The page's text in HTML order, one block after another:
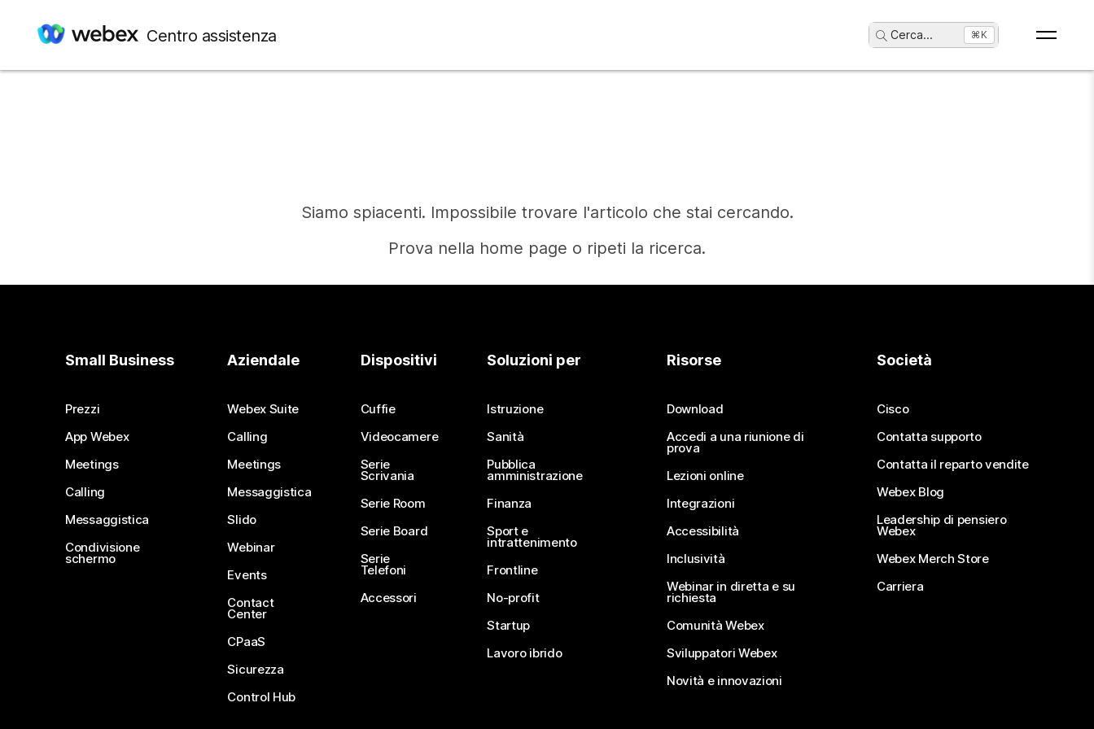
Centro assistenza Cerca... ⌘K
Siamo spiacenti. Impossibile trovare l'articolo che stai cercando.
Prova nella home page o ripeti la ricerca.
Occorre una risposta?
Invia una domanda
Small Business
Prezzi
App Webex
Meetings
Calling
Messaggistica
Condivisione
schermo
Aziendale
Webex Suite
Calling
Meetings
Messaggistica
Slido
Webinar
Events
Contact
Center
CPaaS
Sicurezza
Control Hub
Dispositivi
Cuffie
Videocamere
Serie
Scrivania
Serie Room
Serie Board
Serie
Telefoni
Accessori
Soluzioni per
Istruzione
Sanità
Pubblica
amministrazione
Finanza
Sport e
intrattenimento
Frontline
No-profit
Startup
Lavoro ibrido
Risorse
Download
Accedi a una riunione di
prova
Lezioni online
Integrazioni
Accessibilità
Inclusività
Webinar in diretta e su
richiesta
Comunità Webex
Sviluppatori Webex
Novità e innovazioni
Società
Cisco
Contatta supporto
Contatta il reparto vendite
Webex Blog
Leadership di pensiero
Webex
Webex Merch Store
Carriera